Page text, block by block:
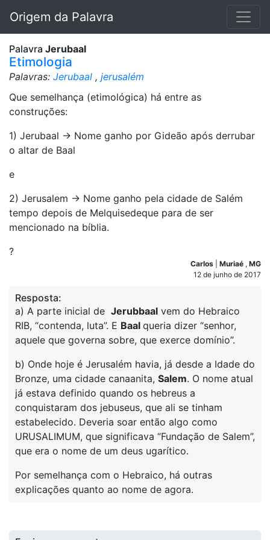
Origem da Palavra
Palavra Jerubaal
Etimologia
Palavras: Jerubaal , jerusalém
Que semelhança (etimológica) há entre as
construções:
1) Jerubaal -> Nome ganho por Gideão após derrubar
o altar de Baal
e
2) Jerusalem -> Nome ganho pela cidade de Salém
tempo depois de Melquisedeque para de ser
mencionado na bíblia.
?
Carlos Muriaé , MG
12 de junho de 2017
Resposta:
a) A parte inicial de Jerubbaal vem do Hebraico
RIB, “contenda, luta”. E Baal queria dizer “senhor,
aquele que governa sobre, que exerce domínio”.
b) Onde hoje é Jerusalém havia, já desde a Idade do
Bronze, uma cidade canaanita, Salem. O nome atual
já estava definido quando os hebreus a
conquistaram dos jebuseus, que ali se tinham
estabelecido. Deveria soar então algo como
URUSALIMUM, que significava “Fundação de Salem”,
que era o nome de um deus ugarítico.
Por semelhança com o Hebraico, há outras
explicações quanto ao nome de agora.